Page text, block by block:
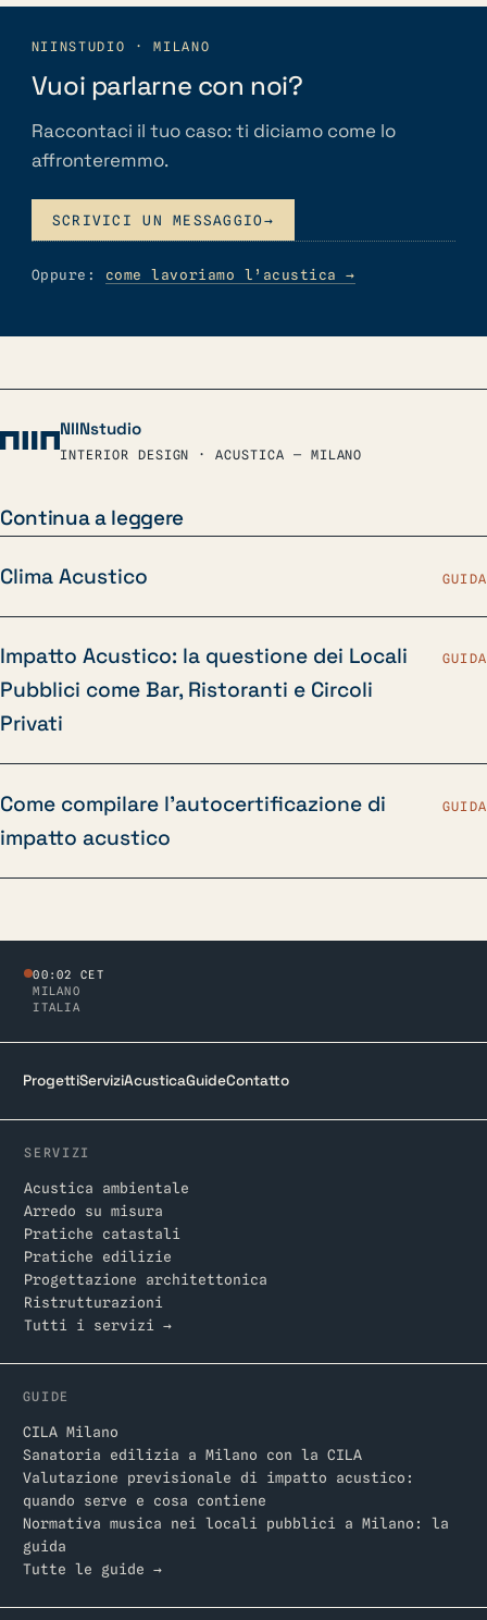
NIINSTUDIO · MILANO
Vuoi parlarne con noi?
Raccontaci il tuo caso: ti diciamo come lo
affronteremmo.
SCRIVICI UN MESSAGGIO→
Oppure: come lavoriamo l’acustica→
NIINstudio
INTERIOR DESIGN · ACUSTICA — MILANO
Continua a leggere
Clima Acustico GUIDA
Impatto Acustico: la questione dei Locali
Pubblici come Bar, Ristoranti e Circoli
Privati
GUIDA
Come compilare l’autocertificazione di
impatto acustico
GUIDA
00:02 CET
MILANO
ITALIA
ProgettiServiziAcusticaGuideContatto
SERVIZI
Acustica ambientale
Arredo su misura
Pratiche catastali
Pratiche edilizie
Progettazione architettonica
Ristrutturazioni
Tutti i servizi →
GUIDE
CILA Milano
Sanatoria edilizia a Milano con la CILA
Valutazione previsionale di impatto acustico:
quando serve e cosa contiene
Normativa musica nei locali pubblici a Milano: la
guida
Tutte le guide →